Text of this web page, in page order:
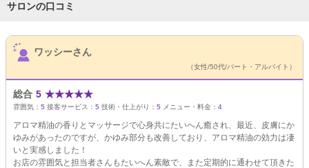
サロンの口コミ
サロンPick Up
ワッシーさん
（女性/50代/パート・アルバイト）
総合 5 ★★★★★
雰囲気： 5 接客サービス： 5 技術・仕上がり： 5 メニュー・料金： 4
アロマ精油の香りとマッサージで心身共にたいへん癒され、最近、皮膚にか
ゆみがあったのですが、かゆみ部分も改善しており、アロマ精油の効力は凄
いと実感しました！
お店の雰囲気と担当者さんもたいへん素敵で、また定期的に通わせて頂きた